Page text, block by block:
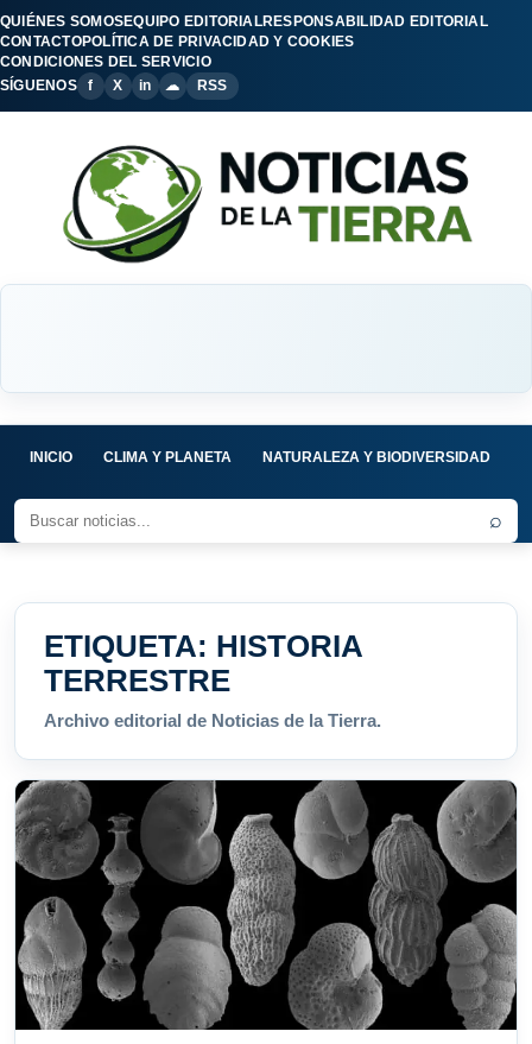
QUIÉNES SOMOSEQUIPO EDITORIALRESPONSABILIDAD EDITORIAL
CONTACTOPOLÍTICA DE PRIVACIDAD Y COOKIES
CONDICIONES DEL SERVICIO
SÍGUENOS
f X in ☁ RSS
INICIO CLIMA Y PLANETA NATURALEZA Y BIODIVERSIDAD
⌕
ETIQUETA: HISTORIA
TERRESTRE
Archivo editorial de Noticias de la Tierra.